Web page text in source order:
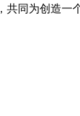
同为创造一